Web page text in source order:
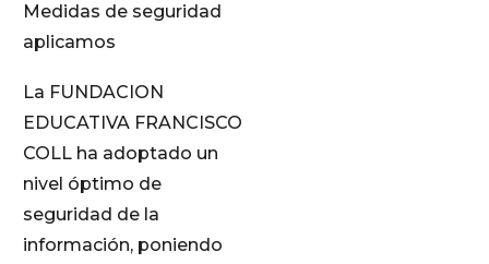
Medidas de seguridad
aplicamos
La FUNDACION
EDUCATIVA FRANCISCO
COLL ha adoptado un
nivel óptimo de
seguridad de la
información, poniendo